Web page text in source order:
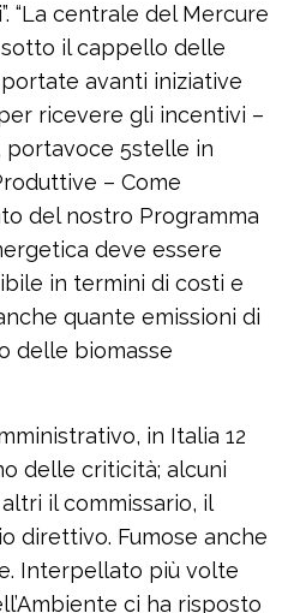
“La centrale del Mercure
il cappello delle
avanti iniziative
ricevere gli incentivi –
portavoce 5stelle in
– Come
del nostro Programma
deve essere
in termini di costi e
quante emissioni di
delle biomasse
in Italia 12
delle criticità; alcuni
il commissario, il
direttivo. Fumose anche
Interpellato più volte
ci ha risposto